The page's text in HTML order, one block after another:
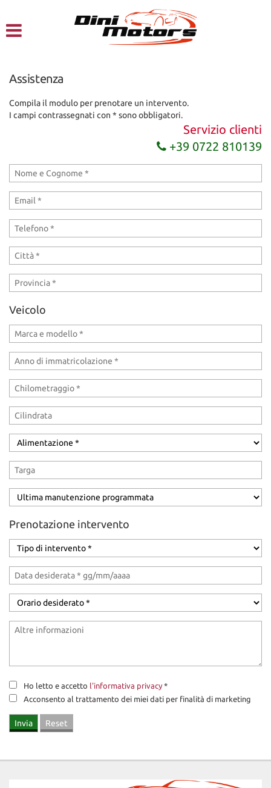
NOLEGGIO A BREVE TERMINE
FINANZIAMENTI – LEASING
ACQUISTIAMO USATO
ASSISTENZA
DICONO DI NOI
CONTATTI
Assistenza
Compila il modulo per prenotare un intervento.
I campi contrassegnati con * sono obbligatori.
Servizio clienti
+39 0722 810139
Veicolo
Prenotazione intervento
Ho letto e accetto l'informativa privacy *
Acconsento al trattamento dei miei dati per finalità di marketing